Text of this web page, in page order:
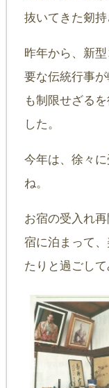
抜いてきた剱持
昨年から、新
要な伝統行事
も制限せざる
した。
今年は、徐々
ね。
お宿の受入れ
宿に泊まって
たりと過ごして